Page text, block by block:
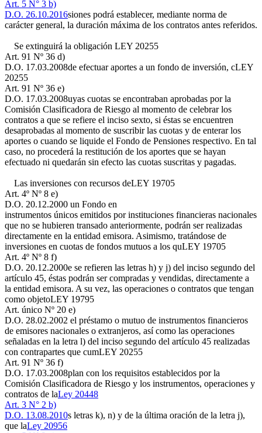
Art. 5 N° 3 b)
D.O. 26.10.2016siones podrá establecer, mediante norma de
carácter general, la duración máxima de los contratos antes referidos.
Se extinguirá la obligación LEY 20255
Art. 91 Nº 36 d)
D.O. 17.03.2008de efectuar aportes a un fondo de inversión, cLEY
20255
Art. 91 Nº 36 e)
D.O. 17.03.2008uyas cuotas se encontraban aprobadas por la
Comisión Clasificadora de Riesgo al momento de celebrar los
contratos a que se refiere el inciso sexto, si éstas se encuentren
desaprobadas al momento de suscribir las cuotas y de enterar los
aportes o cuando se liquide el Fondo de Pensiones respectivo. En tal
caso, no procederá la restitución de los aportes que se hayan
efectuado ni quedarán sin efecto las cuotas suscritas y pagadas.
Las inversiones con recursos deLEY 19705
Art. 4º Nº 8 e)
D.O. 20.12.2000 un Fondo en
instrumentos únicos emitidos por instituciones financieras nacionales
que no se hubieren transado anteriormente, podrán ser realizadas
directamente en la entidad emisora. Asimismo, tratándose de
inversiones en cuotas de fondos mutuos a los quLEY 19705
Art. 4º Nº 8 f)
D.O. 20.12.2000e se refieren las letras h) y j) del inciso segundo del
artículo 45, éstas podrán ser compradas y vendidas, directamente a
la entidad emisora. A su vez, las operaciones o contratos que tengan
como objetoLEY 19795
Art. único Nº 20 e)
D.O. 28.02.2002 el préstamo o mutuo de instrumentos financieros
de emisores nacionales o extranjeros, así como las operaciones
señaladas en la letra l) del inciso segundo del artículo 45 realizadas
con contrapartes que cumLEY 20255
Art. 91 Nº 36 f)
D.O. 17.03.2008plan con los requisitos establecidos por la
Comisión Clasificadora de Riesgo y los instrumentos, operaciones y
contratos de laLey 20448
Art. 3 N° 2 b)
D.O. 13.08.2010s letras k), n) y de la última oración de la letra j),
que laLey 20956